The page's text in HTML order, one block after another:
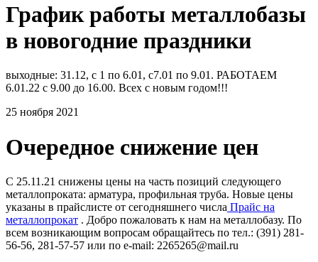
График работы металлобазы
в новогодние праздники
выходные: 31.12, с 1 по 6.01, с7.01 по 9.01. РАБОТАЕМ
6.01.22 с 9.00 до 16.00. Всех с новым годом!!!
25 ноября 2021
Очередное снижение цен
С 25.11.21 снижены цены на часть позиций следующего
металлопроката: арматура, профильная труба. Новые цены
указаны в прайслисте от сегодняшнего числа Прайс на
металлопрокат . Добро пожаловать к нам на металлобазу. По
всем возникающим вопросам обращайтесь по тел.: (391) 281-
56-56, 281-57-57 или по e-mail: 2265265@mail.ru